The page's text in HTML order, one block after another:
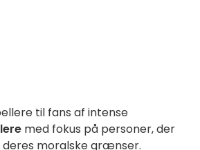
til fans af intense
med fokus på personer, der
moralske grænser.